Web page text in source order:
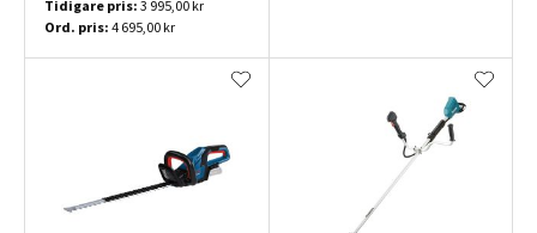
Tidigare pris: 3 995,00 kr
Ord. pris: 4 695,00 kr